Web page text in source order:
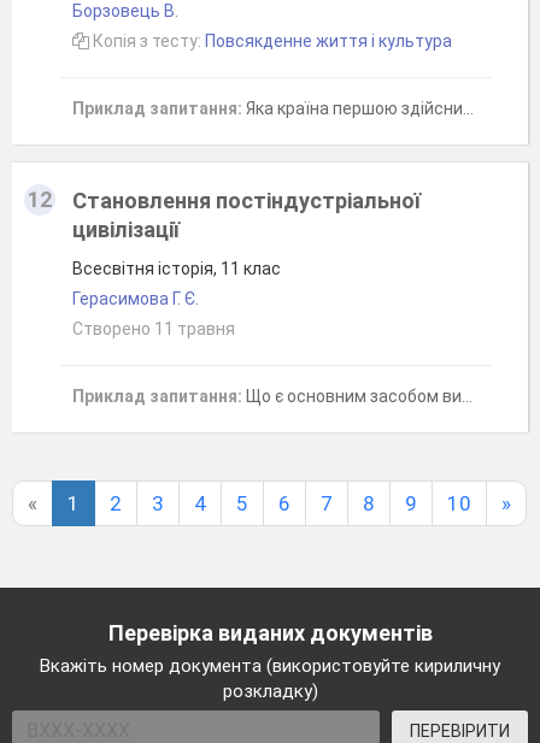
Борзовець В.
Копія з тесту: Повсякденне життя і культура
Приклад запитання: Яка країна першою здійснила успішний політ людини в космос?
12
Становлення постіндустріальної
цивілізації
Всесвітня історія, 11 клас
Герасимова Г. Є.
Створено 11 травня
Приклад запитання: Що є основним засобом виробництва в постіндустріальному суспільстві?
« 1 2 3 4 5 6 7 8 9 10 »
Перевірка виданих документів
Вкажіть номер документа (використовуйте кириличну
розкладку)
ПЕРЕВІРИТИ